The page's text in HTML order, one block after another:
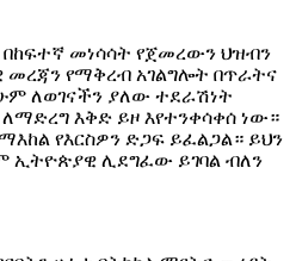
በከፍተኛ መነሳሳት የጀመረውን ህዝብን
የማቅረብ አገልግሎት በጥራትና
ለወገናችን ያለው ተደራሽነት
እቅድ ይዞ እየተንቀሳቀሰ ነው።
የእርስዎን ድጋፍ ይፈልጋል። ይህን
ሊደግፈው ይገባል ብለን